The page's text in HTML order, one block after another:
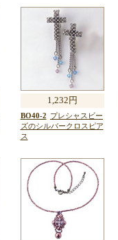
1,232円
BO40-2 プレシャスビー
ズのシルバークロスピア
ス